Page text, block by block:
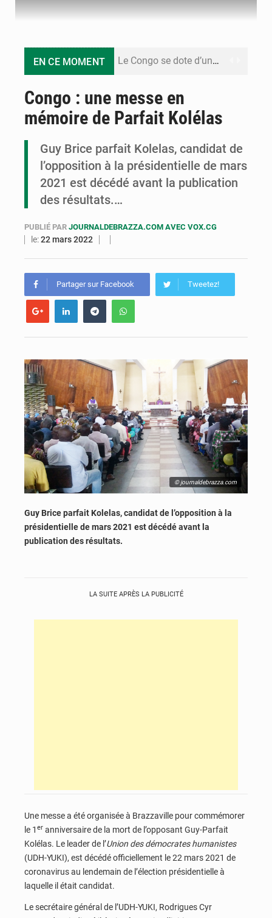
EN CE MOMENT Le Congo se dote d’un programme national pour valoriser les produits forestiers non ligneux
Cémac : la Commission présente à Denis Sassou N’Guesso sa feuille de route
Assassinat de l’entrepreneur sportif Vally Amisi : le principal suspect arrêté à Brazzaville
Compétitions africaines : la CAF ferme la porte à l’AC Léopards et à l’AS Otohô
Congo : une messe en
mémoire de Parfait Kolélas
Guy Brice parfait Kolelas, candidat de
l’opposition à la présidentielle de mars
2021 est décédé avant la publication
des résultats.…
PUBLIÉ PAR JOURNALDEBRAZZA.COM AVEC VOX.CG
le:22 mars 2022
Partager sur Facebook Tweetez!
© journaldebrazza.com
Guy Brice parfait Kolelas, candidat de l’opposition à la
présidentielle de mars 2021 est décédé avant la
publication des résultats.
LA SUITE APRÈS LA PUBLICITÉ
Une messe a été organisée à Brazzaville pour commémorer
le 1 er anniversaire de la mort de l’opposant Guy-Parfait
Kolélas. Le leader de l’Union des démocrates humanistes
(UDH-YUKI), est décédé officiellement le 22 mars 2021 de
coronavirus au lendemain de l’élection présidentielle à
laquelle il était candidat.
Le secrétaire général de l’UDH-YUKI, Rodrigues Cyr